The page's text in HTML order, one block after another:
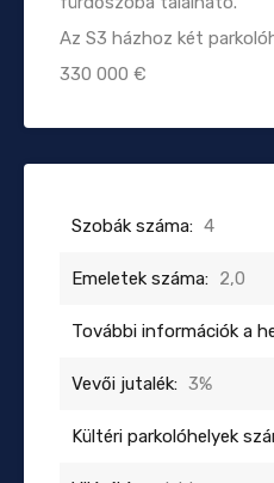
Az S3 házhoz két
330 000 €
Szobák száma: 4
Emeletek száma: 2,0
További információk a
Vevői jutalék: 3%
Kültéri parkolóhelyek